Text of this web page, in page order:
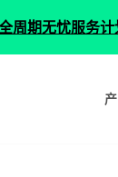
期无忧服务计